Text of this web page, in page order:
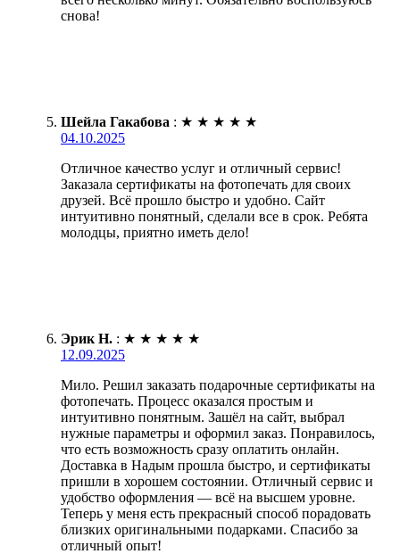
снова!
Шейла Гакабова : ★ ★ ★ ★ ★
04.10.2025
Отличное качество услуг и отличный сервис!
Заказала сертификаты на фотопечать для своих
друзей. Всё прошло быстро и удобно. Сайт
интуитивно понятный, сделали все в срок. Ребята
молодцы, приятно иметь дело!
Эрик Н. : ★ ★ ★ ★ ★
12.09.2025
Мило. Решил заказать подарочные сертификаты на
фотопечать. Процесс оказался простым и
интуитивно понятным. Зашёл на сайт, выбрал
нужные параметры и оформил заказ. Понравилось,
что есть возможность сразу оплатить онлайн.
Доставка в Надым прошла быстро, и сертификаты
пришли в хорошем состоянии. Отличный сервис и
удобство оформления — всё на высшем уровне.
Теперь у меня есть прекрасный способ порадовать
близких оригинальными подарками. Спасибо за
отличный опыт!